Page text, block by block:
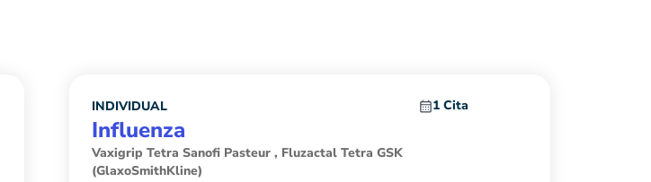
INDIVIDUAL
Influenza
Vaxigrip Tetra Sanofi Pasteur , Fluzactal Tetra GSK
(GlaxoSmithKline)
1 Cita